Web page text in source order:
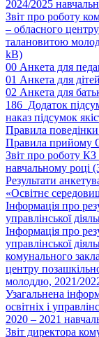
2024/2025
Звіт про роботу
– обласного
талановитою
kB)
00 Анкета для
01 Анкета для
02 Анкета для
186_Додаток
наказ підсумок
Правила поведінки
Правила
Звіт про роботу
навчальному році
Результати
«Освітнє
Інформація про
управлінської
Інформація про
управлінської
комунального
центру
молоддю, 2021/
Узагальнена
освітніх і
2020 – 2021
Звіт директора